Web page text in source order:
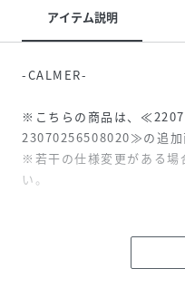
アイテム説明
-CALMER-
※こちらの商品は、
23070256508020≫の追加
※若干の仕様変更がある場
い。
節が少ないストレートな